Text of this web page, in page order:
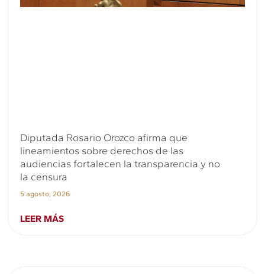
Diputada Rosario Orozco afirma que
lineamientos sobre derechos de las
audiencias fortalecen la transparencia y no
la censura
5 agosto, 2026
LEER MÁS